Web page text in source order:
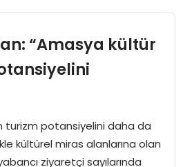
“Amasya kültür
turizm potansiyelini daha da
kültürel miras alanlarına olan
ziyaretçi sayılarında